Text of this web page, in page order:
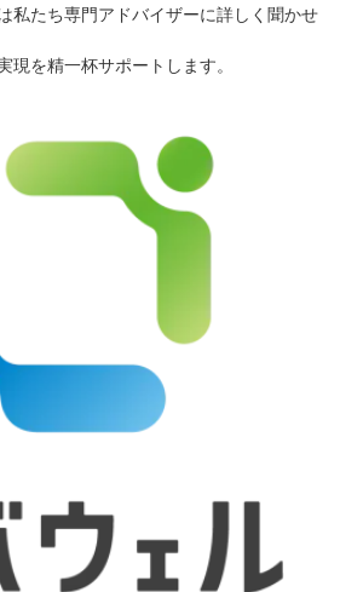
私たち専門アドバイザーに詳しく聞かせ
を精一杯サポートします。